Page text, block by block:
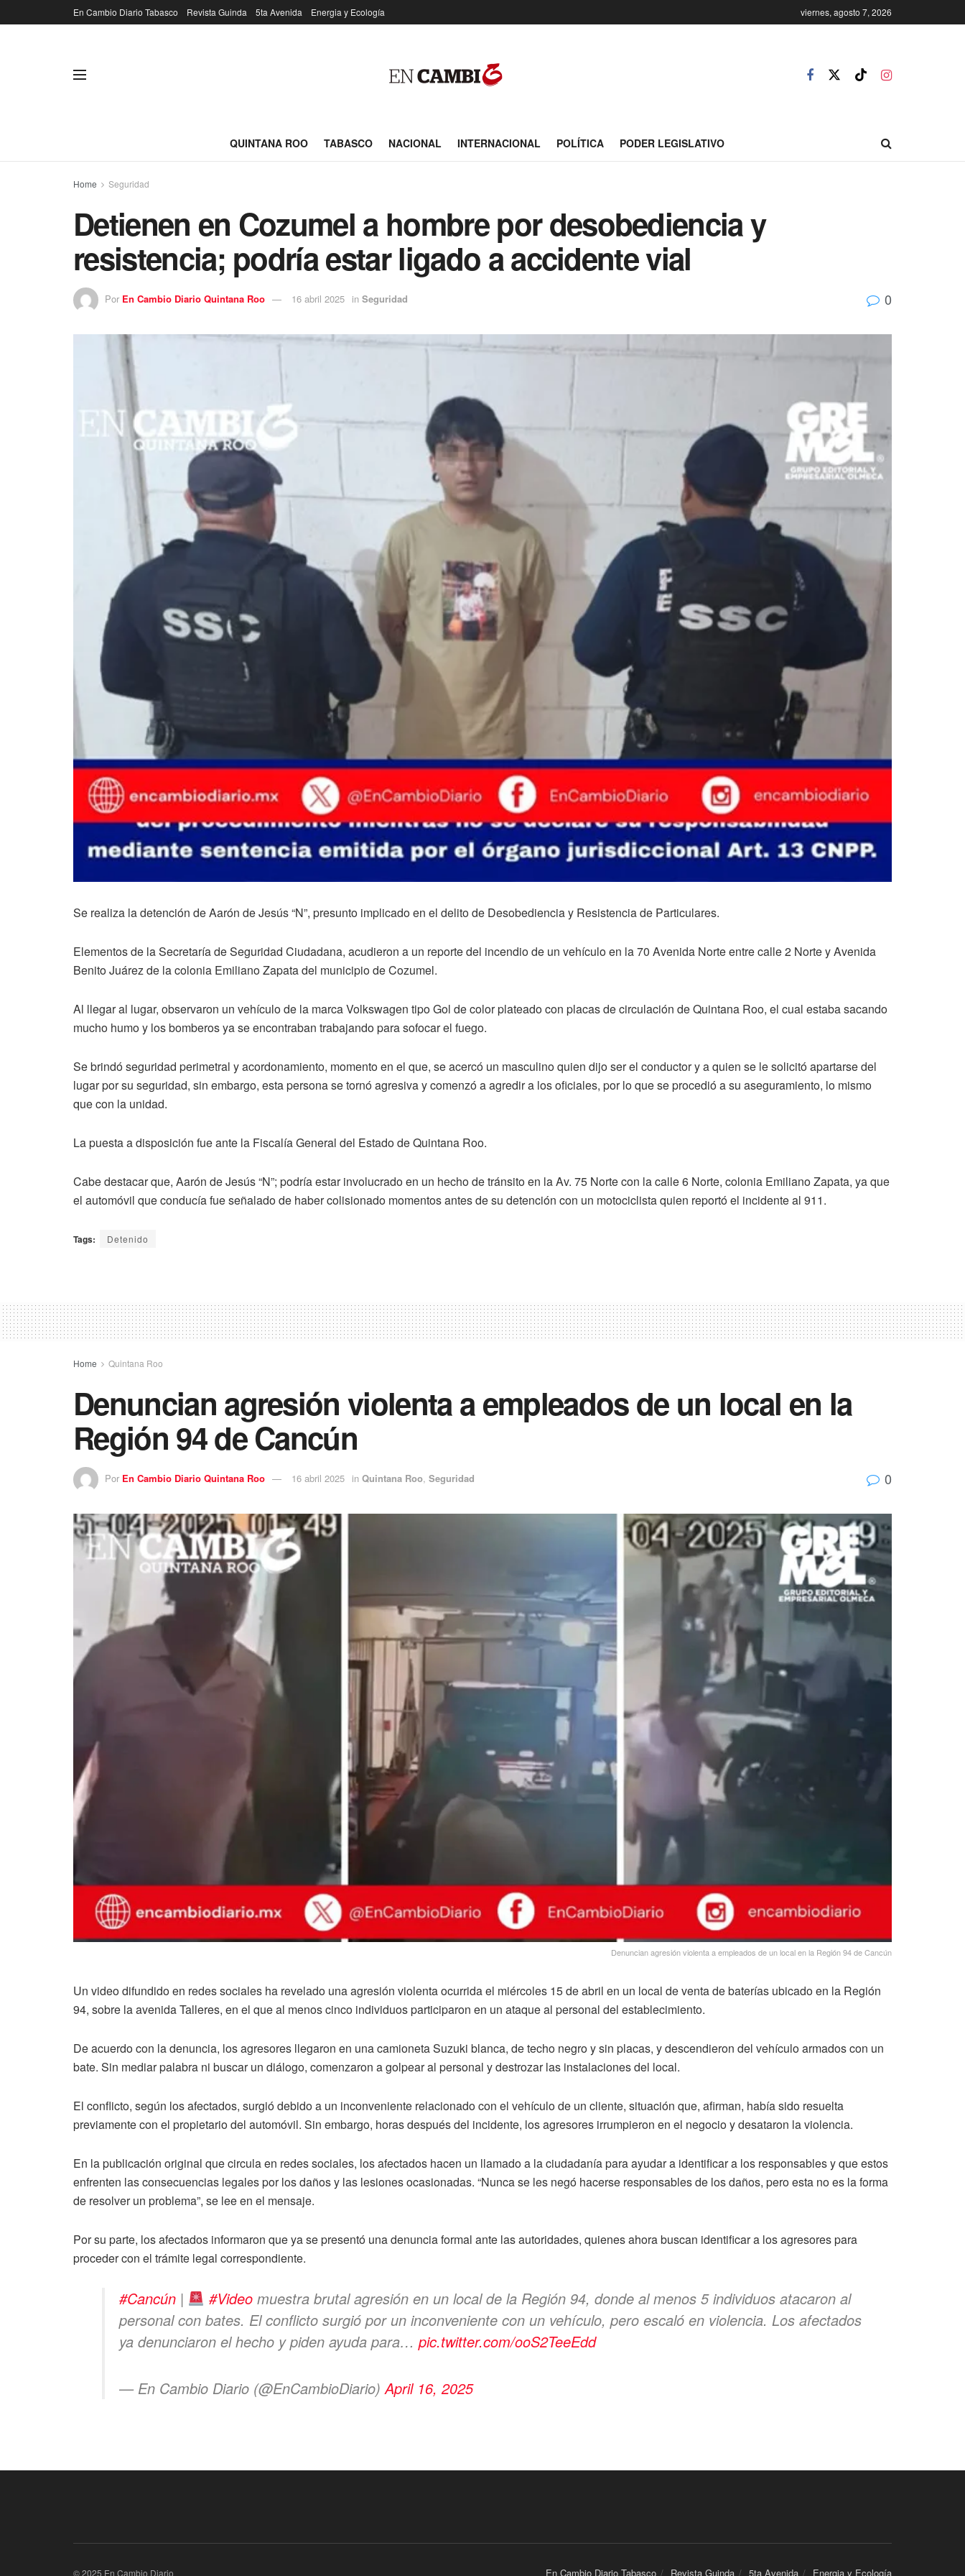
En Cambio Diario Tabasco Revista Guinda 5ta Avenida Energia y Ecología viernes, agosto 7, 2026
QUINTANA ROO TABASCO NACIONAL INTERNACIONAL POLÍTICA PODER LEGISLATIVO
Home Seguridad
Detienen en Cozumel a hombre por desobediencia y
resistencia; podría estar ligado a accidente vial
Por En Cambio Diario Quintana Roo 16 abril 2025 in Seguridad 0
Se realiza la detención de Aarón de Jesús “N”, presunto implicado en el delito de Desobediencia y Resistencia de Particulares.
Elementos de la Secretaría de Seguridad Ciudadana, acudieron a un reporte del incendio de un vehículo en la 70 Avenida Norte entre calle 2 Norte y Avenida
Benito Juárez de la colonia Emiliano Zapata del municipio de Cozumel.
Al llegar al lugar, observaron un vehículo de la marca Volkswagen tipo Gol de color plateado con placas de circulación de Quintana Roo, el cual estaba sacando
mucho humo y los bomberos ya se encontraban trabajando para sofocar el fuego.
Se brindó seguridad perimetral y acordonamiento, momento en el que, se acercó un masculino quien dijo ser el conductor y a quien se le solicitó apartarse del
lugar por su seguridad, sin embargo, esta persona se tornó agresiva y comenzó a agredir a los oficiales, por lo que se procedió a su aseguramiento, lo mismo
que con la unidad.
La puesta a disposición fue ante la Fiscalía General del Estado de Quintana Roo.
Cabe destacar que, Aarón de Jesús “N”; podría estar involucrado en un hecho de tránsito en la Av. 75 Norte con la calle 6 Norte, colonia Emiliano Zapata, ya que
el automóvil que conducía fue señalado de haber colisionado momentos antes de su detención con un motociclista quien reportó el incidente al 911.
Tags: Detenido
Home Quintana Roo
Denuncian agresión violenta a empleados de un local en la
Región 94 de Cancún
Por En Cambio Diario Quintana Roo 16 abril 2025 in Quintana Roo, Seguridad 0
Denuncian agresión violenta a empleados de un local en la Región 94 de Cancún
Un video difundido en redes sociales ha revelado una agresión violenta ocurrida el miércoles 15 de abril en un local de venta de baterías ubicado en la Región
94, sobre la avenida Talleres, en el que al menos cinco individuos participaron en un ataque al personal del establecimiento.
De acuerdo con la denuncia, los agresores llegaron en una camioneta Suzuki blanca, de techo negro y sin placas, y descendieron del vehículo armados con un
bate. Sin mediar palabra ni buscar un diálogo, comenzaron a golpear al personal y destrozar las instalaciones del local.
El conflicto, según los afectados, surgió debido a un inconveniente relacionado con el vehículo de un cliente, situación que, afirman, había sido resuelta
previamente con el propietario del automóvil. Sin embargo, horas después del incidente, los agresores irrumpieron en el negocio y desataron la violencia.
En la publicación original que circula en redes sociales, los afectados hacen un llamado a la ciudadanía para ayudar a identificar a los responsables y que estos
enfrenten las consecuencias legales por los daños y las lesiones ocasionadas. “Nunca se les negó hacerse responsables de los daños, pero esta no es la forma
de resolver un problema”, se lee en el mensaje.
Por su parte, los afectados informaron que ya se presentó una denuncia formal ante las autoridades, quienes ahora buscan identificar a los agresores para
proceder con el trámite legal correspondiente.
#Cancún | #Videomuestra brutal agresión en un local de la Región 94, donde al menos 5 individuos atacaron al
personal con bates. El conflicto surgió por un inconveniente con un vehículo, pero escaló en violencia. Los afectados
ya denunciaron el hecho y piden ayuda para… pic.twitter.com/ooS2TeeEdd
— En Cambio Diario (@EnCambioDiario)April 16, 2025
En Cambio Diario Tabasco Revista Guinda 5ta Avenida Energia y Ecología
© 2025 En Cambio Diario